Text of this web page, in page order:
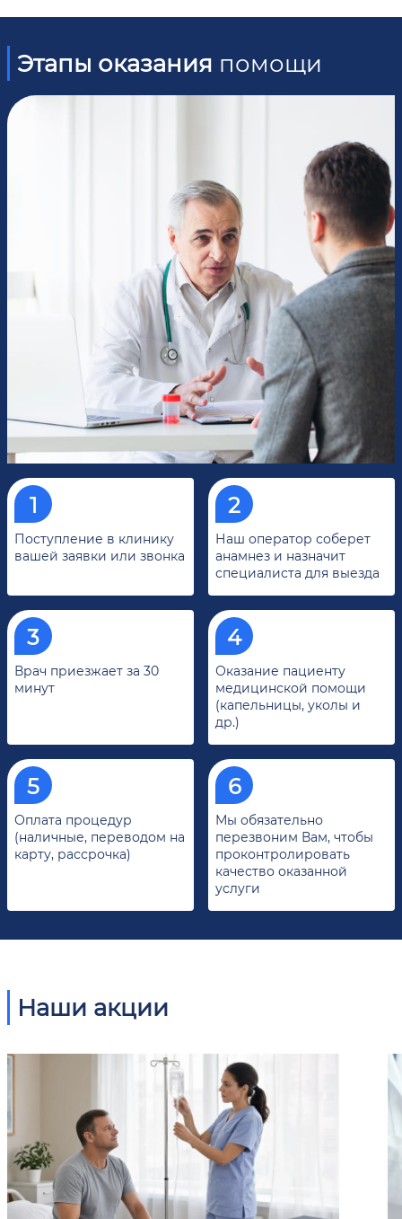
Этапы оказания помощи
Поступление в клинику
вашей заявки или звонка
Наш оператор соберет
анамнез и назначит
специалиста для выезда
Врач приезжает за 30
минут
Оказание пациенту
медицинской помощи
(капельницы, уколы и
др.)
Оплата процедур
(наличные, переводом на
карту, рассрочка)
Мы обязательно
перезвоним Вам, чтобы
проконтролировать
качество оказанной
услуги
Наши акции